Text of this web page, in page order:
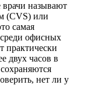
врачи называют
(CVS) или
самая
среди офисных
практически
двух часов в
нет ли у